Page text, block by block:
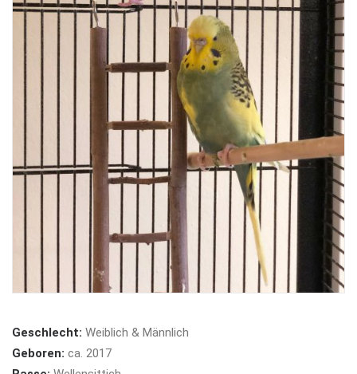
Geschlecht: Weiblich & Männlich
Geboren: ca. 2017